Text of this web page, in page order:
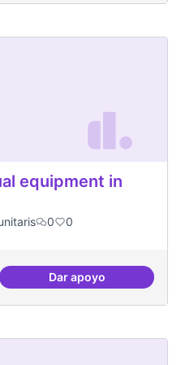
equipment in
0 0
Dar apoyoHelp with audio